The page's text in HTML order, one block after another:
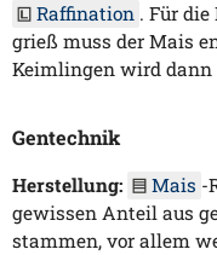
Raffination . Für
grieß muss der Mais
Keimlingen wird dann
Gentechnik
Herstellung: Mais -
gewissen Anteil aus
stammen, vor allem